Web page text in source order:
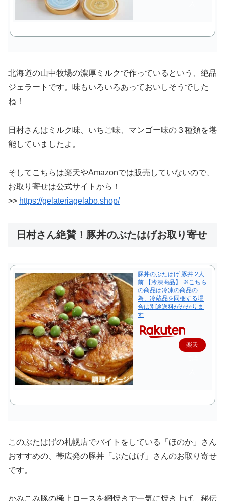
北海道の山中牧場の濃厚ミルクで作っているという、絶品
ジェラートです。味もいろいろあっておいしそうでした
ね！
日村さんはミルク味、いちご味、マンゴー味の３種類を堪
能していましたよ。
そしてこちらは楽天やAmazonでは販売していないので、
お取り寄せは公式サイトから！
>> https://gelateriagelabo.shop/
日村さん絶賛！豚丼のぶたはげお取り寄せ
豚丼のぶたはげ 豚丼 2人
前 【冷凍商品】 ※こちら
の商品は冷凍の商品の
為、冷蔵品を同梱する場
合は別途送料がかかりま
す
楽天
このぶたはげの札幌店でバイトをしている「ほのか」さん
おすすめの、帯広発の豚丼「ぶたはげ」さんのお取り寄せ
です。
かみこみ豚の極上ロースを網焼きで一気に焼き上げ、秘伝